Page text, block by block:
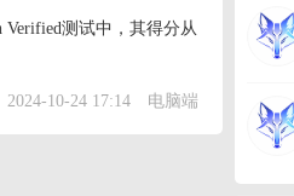
测试中，其得分从
2024-10-24 17:14 电脑端